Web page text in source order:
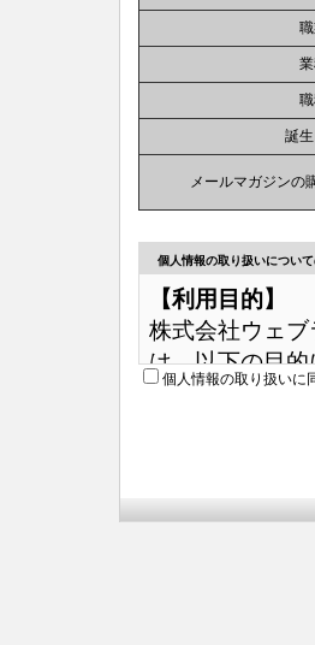
誕生
メールマガジンの
個人情報の取り扱いについ
【利用目的】
株式会社ウェ
は、以下の目
（1）サポー
（2）各種お問
（5）各種メー
個人情報の取り扱いに